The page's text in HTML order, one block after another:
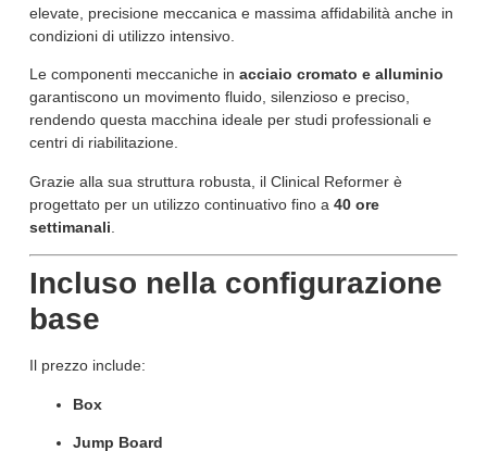
elevate, precisione meccanica e massima affidabilità anche in
condizioni di utilizzo intensivo.
Le componenti meccaniche in acciaio cromato e alluminio
garantiscono un movimento fluido, silenzioso e preciso,
rendendo questa macchina ideale per studi professionali e
centri di riabilitazione.
Grazie alla sua struttura robusta, il Clinical Reformer è
progettato per un utilizzo continuativo fino a 40 ore
settimanali
Incluso nella configurazione
base
Il prezzo include:
Box
Jump Board